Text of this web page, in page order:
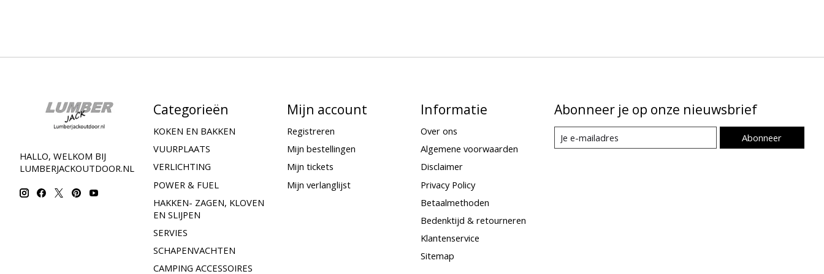
HALLO, WELKOM BIJ
LUMBERJACKOUTDOOR.NL
Categorieën
KOKEN EN BAKKEN
VUURPLAATS
VERLICHTING
POWER & FUEL
HAKKEN- ZAGEN, KLOVEN
EN SLIJPEN
SERVIES
SCHAPENVACHTEN
CAMPING ACCESSOIRES
Mijn account
Registreren
Mijn bestellingen
Mijn tickets
Mijn verlanglijst
Informatie
Over ons
Algemene voorwaarden
Disclaimer
Privacy Policy
Betaalmethoden
Bedenktijd & retourneren
Klantenservice
Sitemap
Abonneer je op onze nieuwsbrief
Abonneer